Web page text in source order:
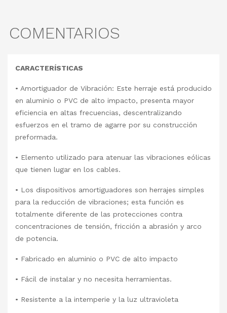
COMENTARIOS
CARACTERÍSTICAS
• Amortiguador de Vibración: Este herraje está producido
en aluminio o PVC de alto impacto, presenta mayor
eficiencia en altas frecuencias, descentralizando
esfuerzos en el tramo de agarre por su construcción
preformada.
• Elemento utilizado para atenuar las vibraciones eólicas
que tienen lugar en los cables.
• Los dispositivos amortiguadores son herrajes simples
para la reducción de vibraciones; esta función es
totalmente diferente de las protecciones contra
concentraciones de tensión, fricción a abrasión y arco
de potencia.
• Fabricado en aluminio o PVC de alto impacto
• Fácil de instalar y no necesita herramientas.
• Resistente a la intemperie y la luz ultravioleta